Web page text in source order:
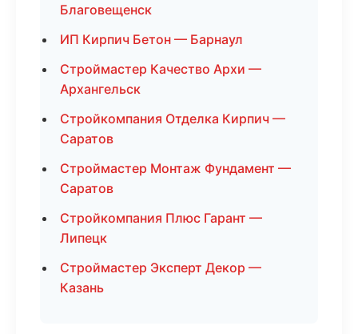
Благовещенск
ИП Кирпич Бетон — Барнаул
Строймастер Качество Архи —
Архангельск
Стройкомпания Отделка Кирпич —
Саратов
Строймастер Монтаж Фундамент —
Саратов
Стройкомпания Плюс Гарант —
Липецк
Строймастер Эксперт Декор —
Казань